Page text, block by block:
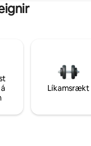
Líkamsrækt